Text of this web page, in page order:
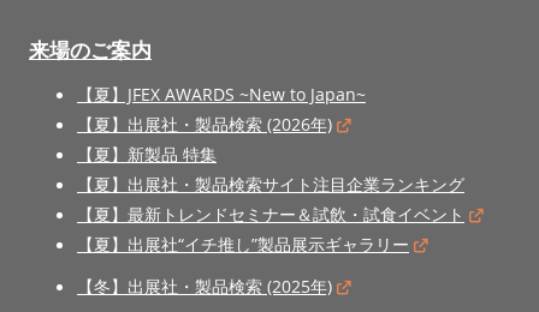
来場のご案内
【夏】JFEX AWARDS ~New to Japan~
【夏】出展社・製品検索 (2026年)
【夏】新製品 特集
【夏】出展社・製品検索サイト注目企業ランキング
【夏】最新トレンドセミナー＆試飲・試食イベント
【夏】出展社“イチ推し”製品展示ギャラリー
【冬】出展社・製品検索 (2025年)